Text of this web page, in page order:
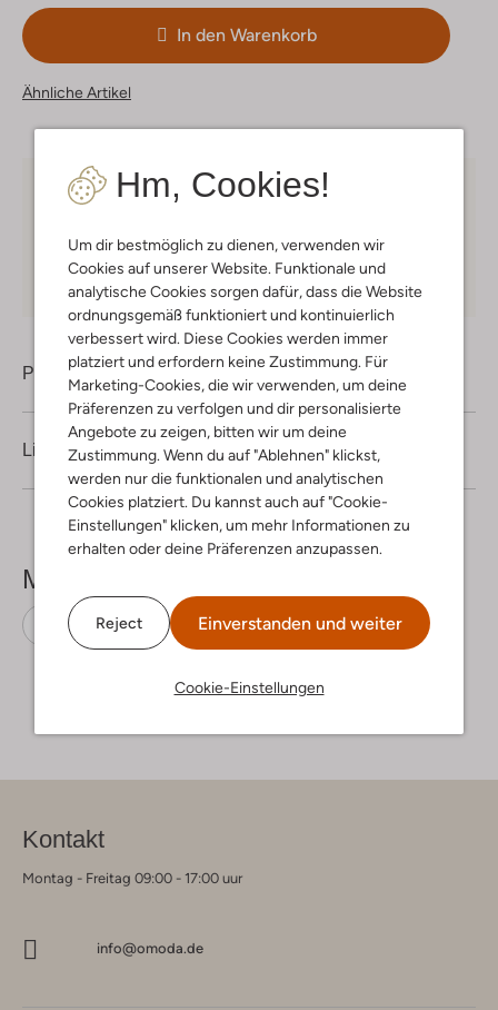
Hm, Cookies!
Um dir bestmöglich zu dienen, verwenden wir
Cookies auf unserer Website. Funktionale und
analytische Cookies sorgen dafür, dass die Website
ordnungsgemäß funktioniert und kontinuierlich
verbessert wird. Diese Cookies werden immer
platziert und erfordern keine Zustimmung. Für
Marketing-Cookies, die wir verwenden, um deine
Präferenzen zu verfolgen und dir personalisierte
Angebote zu zeigen, bitten wir um deine
Zustimmung. Wenn du auf "Ablehnen" klickst,
werden nur die funktionalen und analytischen
Cookies platziert. Du kannst auch auf "Cookie-
Einstellungen" klicken, um mehr Informationen zu
erhalten oder deine Präferenzen anzupassen.
Reject Einverstanden und weiter
Cookie-Einstellungen
In den Warenkorb
Ähnliche Artikel
Kostenloser Versandab € 75 für Club-Omoda
Kauf auf Rechnung 30 TagenRückgaberecht
Produktinformation
Lieferung & Rückgabe
Mehr sehen
Schnürboots Omoda Leder
Kontakt
Montag - Freitag 09:00 - 17:00 uur
info@omoda.de